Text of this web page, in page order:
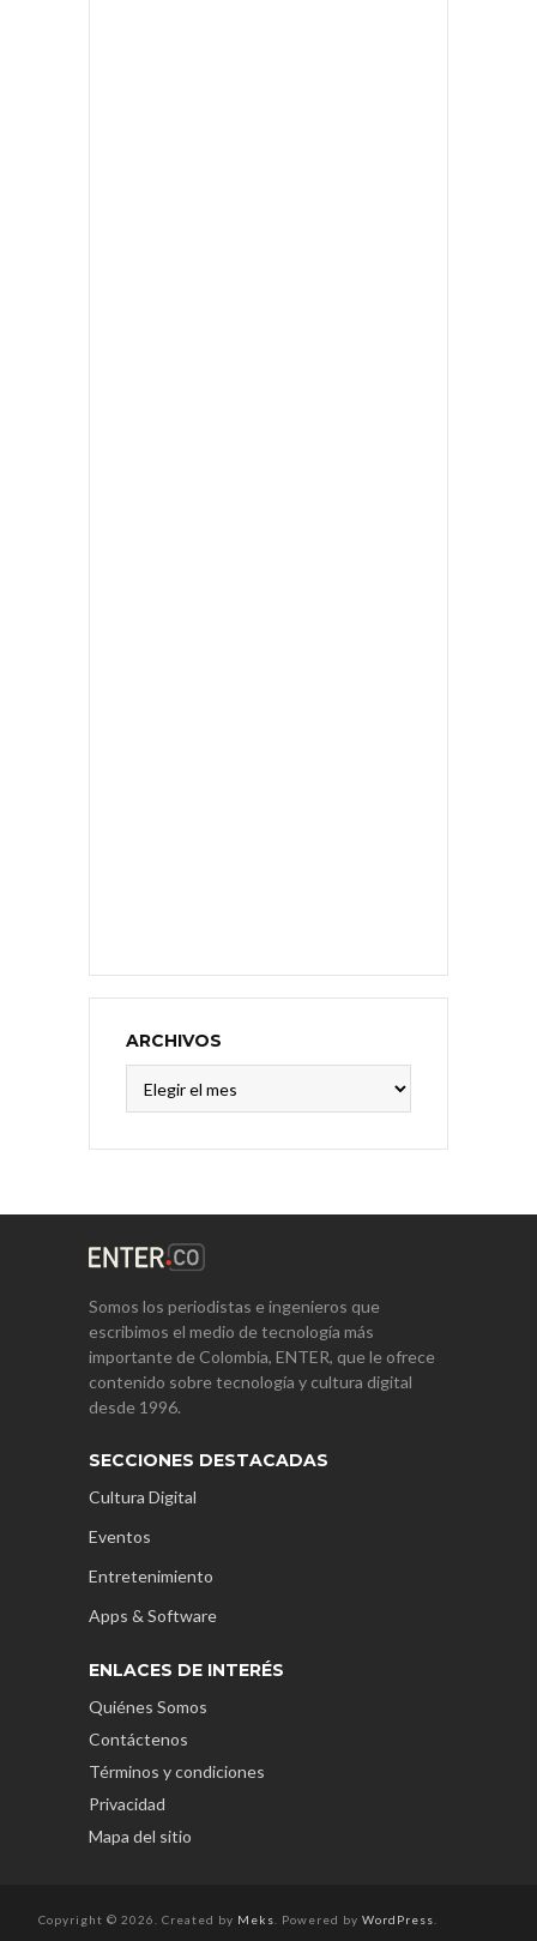
ARCHIVOS
Somos los periodistas e ingenieros que
escribimos el medio de tecnología más
importante de Colombia, ENTER, que le ofrece
contenido sobre tecnología y cultura digital
desde 1996.
SECCIONES DESTACADAS
Cultura Digital
Eventos
Entretenimiento
Apps & Software
ENLACES DE INTERÉS
Quiénes Somos
Contáctenos
Términos y condiciones
Privacidad
Mapa del sitio
Copyright © 2026. Created by Meks . Powered by WordPress